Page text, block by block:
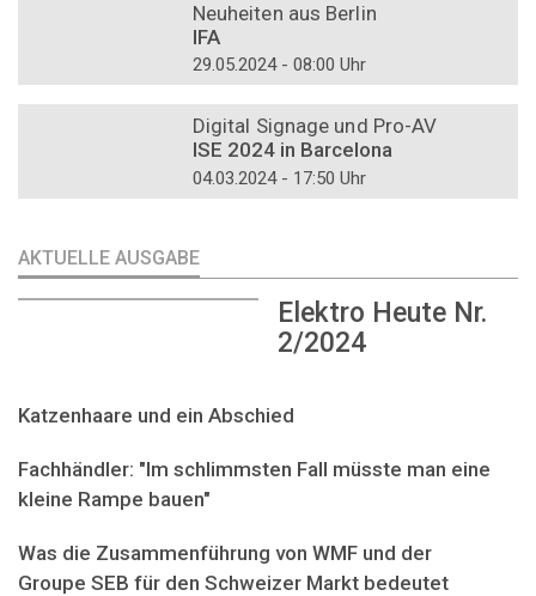
Neuheiten aus Berlin
IFA
29.05.2024 - 08:00 Uhr
Digital Signage und Pro-AV
ISE 2024 in Barcelona
04.03.2024 - 17:50 Uhr
AKTUELLE AUSGABE
Elektro Heute Nr.
2/2024
Katzenhaare und ein Abschied
Fachhändler: "Im schlimmsten Fall müsste man eine
kleine Rampe bauen"
Was die Zusammenführung von WMF und der
Groupe SEB für den Schweizer Markt bedeutet